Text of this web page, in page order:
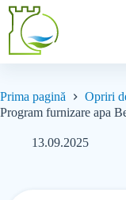
Prima pagină
Opriri
Program furnizare apa
13.09.2025